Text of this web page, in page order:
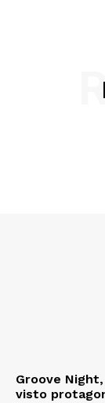
Groove
visto